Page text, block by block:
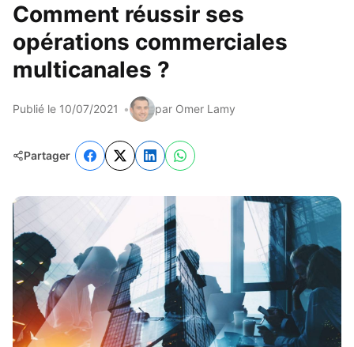
Comment réussir ses
opérations commerciales
multicanales ?
Publié le 10/07/2021 par Omer Lamy
Partager